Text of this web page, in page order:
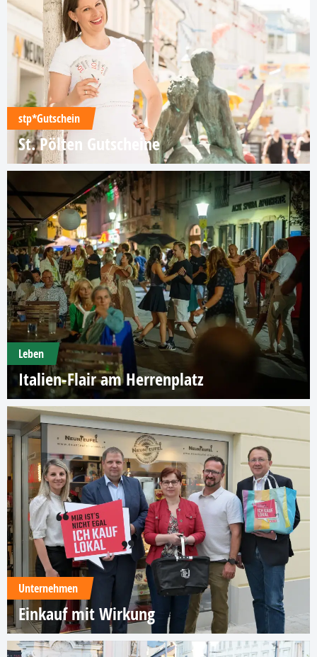
stp*Gutschein
St. Pölten Gutscheine
Leben
Italien-Flair am Herrenplatz
Unternehmen
Einkauf mit Wirkung